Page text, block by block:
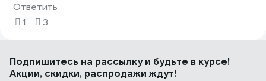
Ответить
1
3
Подпишитесь на рассылкуи будьте в курсе!
Акции, скидки, распродажи ждут!